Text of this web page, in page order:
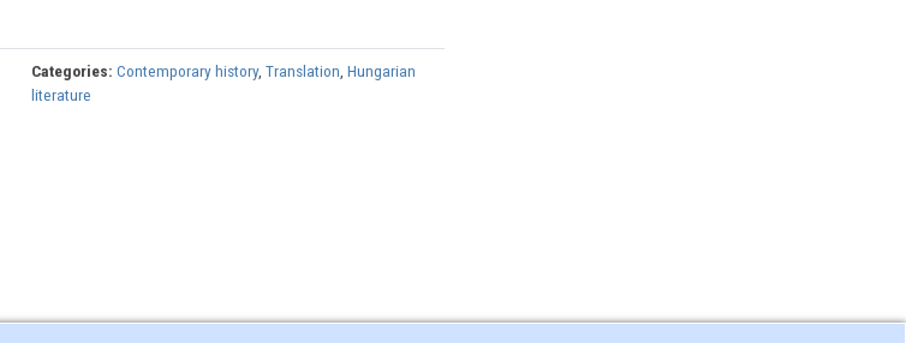
Categories: Contemporary history,Translation,Hungarian
literature